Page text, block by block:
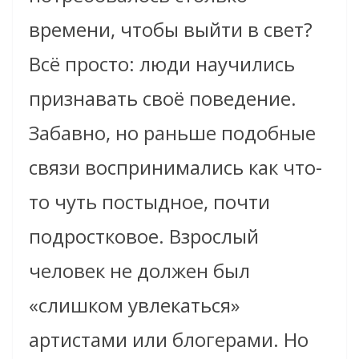
времени, чтобы выйти в свет?
Всё просто: люди научились
признавать своё поведение.
Забавно, но раньше подобные
связи воспринимались как что-
то чуть постыдное, почти
подростковое. Взрослый
человек не должен был
«слишком увлекаться»
артистами или блогерами. Но